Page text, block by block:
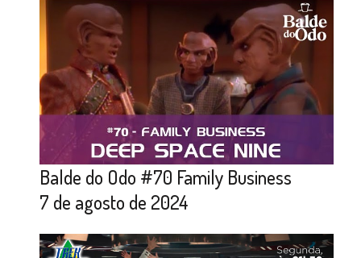
Balde do Odo #70 Family Business
7 de agosto de 2024